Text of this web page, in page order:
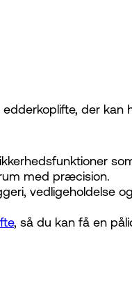
der
med præcision.
vedligeholdelse
, så du kan få en